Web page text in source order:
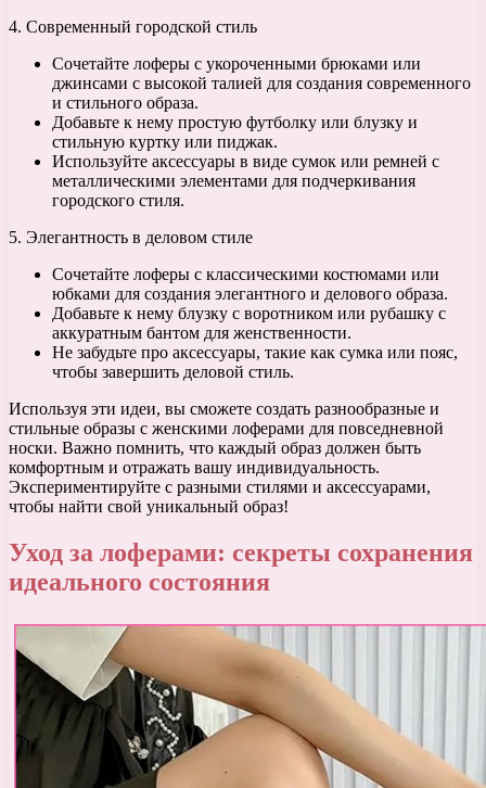
4. Современный городской стиль
Сочетайте лоферы с укороченными брюками или
джинсами с высокой талией для создания современного
и стильного образа.
Добавьте к нему простую футболку или блузку и
стильную куртку или пиджак.
Используйте аксессуары в виде сумок или ремней с
металлическими элементами для подчеркивания
городского стиля.
5. Элегантность в деловом стиле
Сочетайте лоферы с классическими костюмами или
юбками для создания элегантного и делового образа.
Добавьте к нему блузку с воротником или рубашку с
аккуратным бантом для женственности.
Не забудьте про аксессуары, такие как сумка или пояс,
чтобы завершить деловой стиль.
Используя эти идеи, вы сможете создать разнообразные и
стильные образы с женскими лоферами для повседневной
носки. Важно помнить, что каждый образ должен быть
комфортным и отражать вашу индивидуальность.
Экспериментируйте с разными стилями и аксессуарами,
чтобы найти свой уникальный образ!
Уход за лоферами: секреты сохранения
идеального состояния